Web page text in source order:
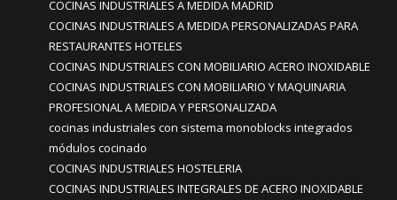
COCINAS INDUSTRIALES A MEDIDA MADRID
COCINAS INDUSTRIALES A MEDIDA PERSONALIZADAS PARA
RESTAURANTES HOTELES
COCINAS INDUSTRIALES CON MOBILIARIO ACERO INOXIDABLE
COCINAS INDUSTRIALES CON MOBILIARIO Y MAQUINARIA
PROFESIONAL A MEDIDA Y PERSONALIZADA
cocinas industriales con sistema monoblocks integrados
módulos cocinado
COCINAS INDUSTRIALES HOSTELERIA
COCINAS INDUSTRIALES INTEGRALES DE ACERO INOXIDABLE